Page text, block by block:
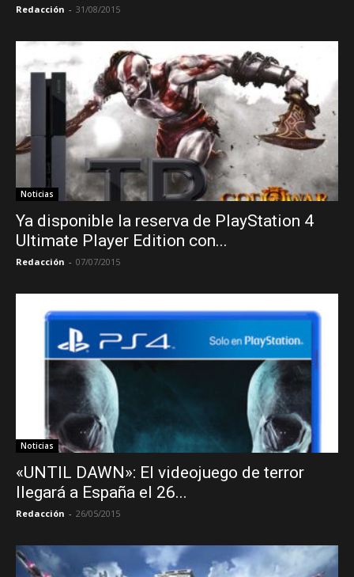
Redacción - 31/08/2015
Noticias
Ya disponible la reserva de PlayStation 4
Ultimate Player Edition con...
Redacción - 07/07/2015
Noticias
«UNTIL DAWN»: El videojuego de terror
llegará a España el 26...
Redacción - 26/05/2015